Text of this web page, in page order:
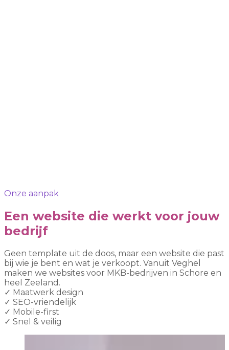
Onze aanpak
Een website die werkt voor jouw
bedrijf
Geen template uit de doos, maar een website die past
bij wie je bent en wat je verkoopt. Vanuit Veghel
maken we websites voor MKB-bedrijven in Schore en
heel Zeeland.
✓ Maatwerk design
✓ SEO-vriendelijk
✓ Mobile-first
✓ Snel & veilig